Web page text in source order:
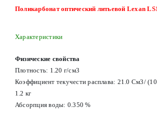
Поликарбонат оптический литьевой Lexan
Характеристики
Физические свойства
Плотность: 1.20 г/см3
Коэффициент текучести расплава: 21.0 См3/
1.2 кг
Абсорпция воды: 0.350 %